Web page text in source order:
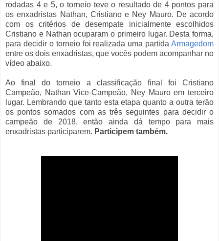
rodadas 4 e 5, o torneio teve o resultado de 4 pontos para
os enxadristas Nathan, Cristiano e Ney Mauro. De acordo
com os critérios de desempate inicialmente escolhidos
Cristiano e Nathan ocuparam o primeiro lugar. Desta forma,
para decidir o torneio foi realizada uma partida Armagedom
entre os dois enxadristas, que vocês podem acompanhar no
vídeo abaixo.
Ao final do torneio a classificação final foi Cristiano
Campeão, Nathan Vice-Campeão, Ney Mauro em terceiro
lugar. Lembrando que tanto esta etapa quanto a outra terão
os pontos somados com as três seguintes para decidir o
campeão de 2018, então ainda dá tempo para mais
enxadristas participarem. Participem também.